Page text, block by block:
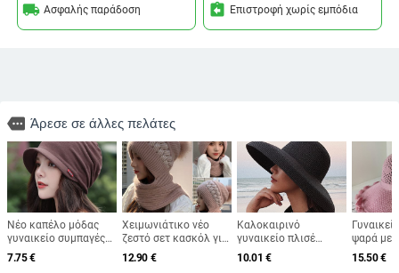
local_shipping Ασφαλής παράδοση assignment_return Επιστροφή χωρίς εμπόδια
more Άρεσε σε άλλες πελάτες
Νέο καπέλο μόδας
γυναικείο συμπαγές
περιστασιακό
κοτσίδα Ινδίας
7.75€
Χειμωνιάτικο νέο
ζεστό σετ κασκόλ για
καπέλο Γυναικείο
κασκόλ Γυναικείο
12.90 €
Καλοκαιρινό
γυναικείο πλισέ
ψάθινο καπέλο
Γυναικείο καπέλο για
10.01 €
ψαρά με
καπέλο
καπέλο
15.50€